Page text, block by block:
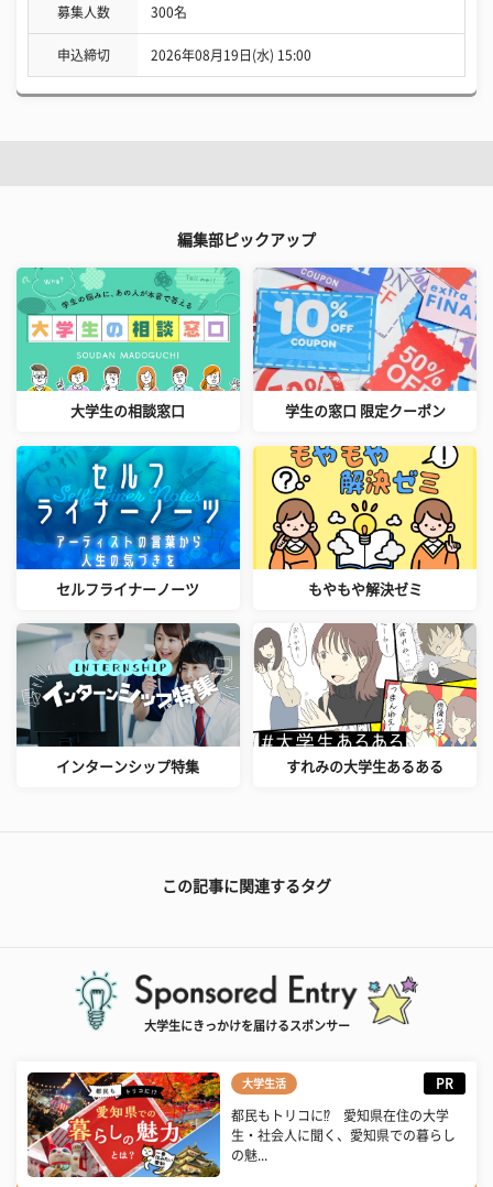
募集人数 300名
申込締切 2026年08月19日(水) 15:00
編集部ピックアップ
大学生の相談窓口 学生の窓口 限定クーポン
セルフライナーノーツ もやもや解決ゼミ
インターンシップ特集 すれみの大学生あるある
この記事に関連するタグ
大学生にきっかけを届けるスポンサー
大学生活 PR
都民もトリコに⁉ 愛知県在住の大学
生・社会人に聞く、愛知県での暮らし
の魅...